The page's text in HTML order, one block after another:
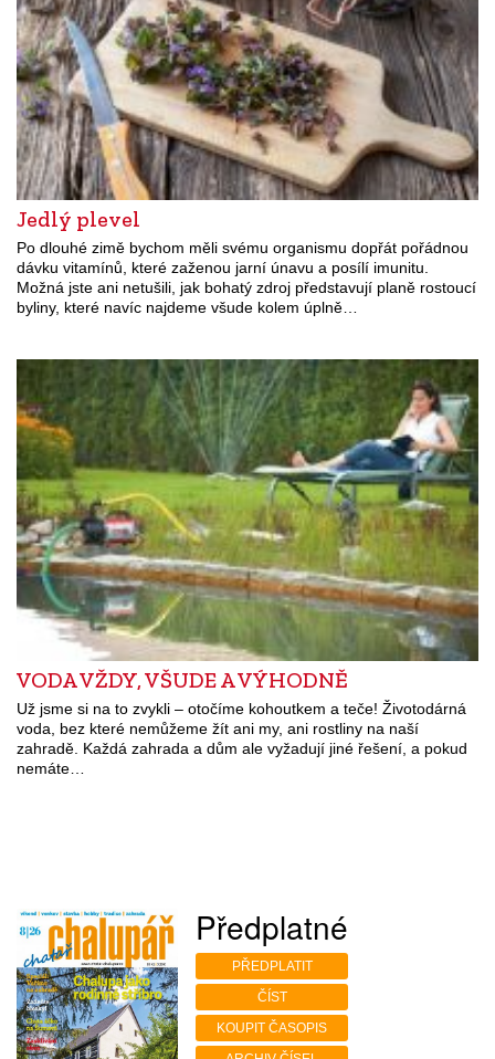
Jedlý plevel
Po dlouhé zimě bychom měli svému organismu dopřát pořádnou
dávku vitamínů, které zaženou jarní únavu a posílí imunitu.
Možná jste ani netušili, jak bohatý zdroj představují planě rostoucí
byliny, které navíc najdeme všude kolem úplně…
VODA VŽDY, VŠUDE A VÝHODNĚ
Už jsme si na to zvykli – otočíme kohoutkem a teče! Životodárná
voda, bez které nemůžeme žít ani my, ani rostliny na naší
zahradě. Každá zahrada a dům ale vyžadují jiné řešení, a pokud
nemáte…
Předplatné
PŘEDPLATIT
ČÍST
KOUPIT ČASOPIS